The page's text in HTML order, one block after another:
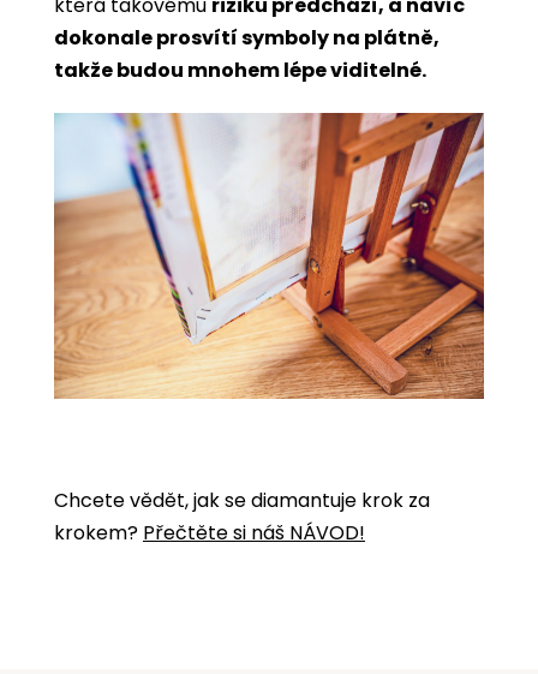
dokonale prosvítí symboly na plátně,
takže budou mnohem lépe viditelné.
Chcete vědět, jak se diamantuje krok za
krokem? Přečtěte si náš NÁVOD!